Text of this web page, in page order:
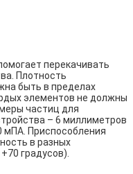
перекачивать
Плотность
быть в пределах
элементов не должны
частиц для
– 6 миллиметров
мПА. Приспособления
в разных
градусов).